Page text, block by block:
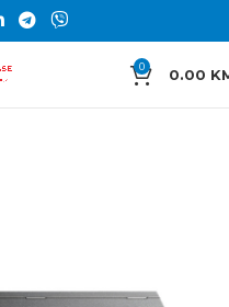
0 0.00